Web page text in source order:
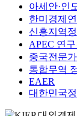
아세안·인
한미경제
신흥지역
APEC 연
중국전문
통합무역
EAER
대한민국